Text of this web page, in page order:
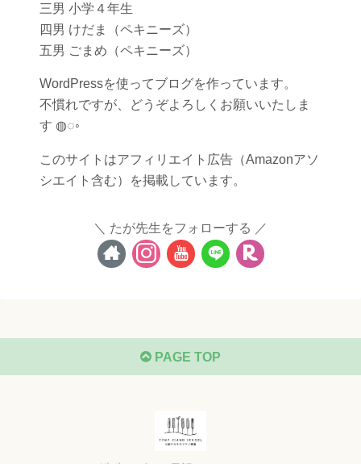
三男 小学４年生
四男 けだま（ペキニーズ）
五男 ごまめ（ペキニーズ）
WordPressを使ってブログを作っています。
不慣れですが、どうぞよろしくお願いいたしま
す ◍◌◦
このサイトはアフィリエイト広告（Amazonアソ
シエイト含む）を掲載しています。
たが先生をフォローする
PAGE TOP